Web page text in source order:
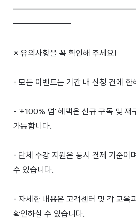
━━━━━━━
※ 유의사항을 꼭 확인해 주세요!
- 모든 이벤트는 기간 내 신청 건에 한
- '+100% 덤' 혜택은 신규 구독 및 재
가능합니다.
- 단체 수강 지원은 동시 결제 기준이
수 있습니다.
- 자세한 내용은 고객센터 및 각 교육
확인하실 수 있습니다.